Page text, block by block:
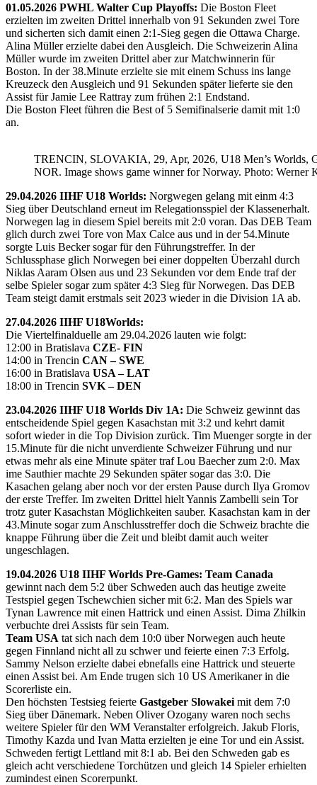
01.05.2026 PWHL Walter Cup Playoffs: Die Boston Fleet
erzielten im zweiten Drittel innerhalb von 91 Sekunden zwei Tore
und sicherten sich damit einen 2:1-Sieg gegen die Ottawa Charge.
Alina Müller erzielte dabei den Ausgleich. Die Schweizerin Alina
Müller wurde im zweiten Drittel aber zur Matchwinnerin für
Boston. In der 38.Minute erzielte sie mit einem Schuss ins lange
Kreuzeck den Ausgleich und 91 Sekunden später lieferte sie den
Assist für Jamie Lee Rattray zum frühen 2:1 Endstand.
Die Boston Fleet führen die Best of 5 Semifinalserie damit mit 1:0
an.
TRENCIN, SLOVAKIA, 29, Apr, 2026, U18 Men’s Worlds,
NOR. Image shows game winner for Norway. Photo: Werner
29.04.2026 IIHF U18 Worlds: Norgwegen gelang mit einm 4:3
Sieg über Deutschland erneut im Relegationsspiel der Klassenerhalt.
Norwegen lag in diesem Spiel bereits mit 2:0 voran. Das DEB Team
glich durch zwei Tore von Max Calce aus und in der 54.Minute
sorgte Luis Becker sogar für den Führungstreffer. In der
Schlussphase glich Norwegen bei einer doppelten Überzahl durch
Niklas Aaram Olsen aus und 23 Sekunden vor dem Ende traf der
selbe Spieler sogar zum später 4:3 Sieg für Norwegen. Das DEB
Team steigt damit erstmals seit 2023 wieder in die Division 1A ab.
27.04.2026 IIHF U18Worlds:
Die Viertelfinalduelle am 29.04.2026 lauten wie folgt:
12:00 in Bratislava CZE- FIN
14:00 in Trencin CAN – SWE
16:00 in Bratislava USA – LAT
18:00 in Trencin SVK – DEN
23.04.2026 IIHF U18 Worlds Div 1A: Die Schweiz gewinnt das
entscheidende Spiel gegen Kasachstan mit 3:2 und kehrt damit
sofort wieder in die Top Division zurück. Tim Muenger sorgte in der
15.Minute für die nicht unverdiente Schweizer Führung und nur
etwas mehr als eine Minute später traf Lou Baecher zum 2:0. Max
ime Sauthier machte 29 Sekunden später sogar das 3:0. Die
Kasachen gelang aber noch vor der ersten Pause durch Ilya Gromov
der erste Treffer. Im zweiten Drittel hielt Yannis Zambelli sein Tor
trotz guter Kasachstan Möglichkeiten sauber. Kasachstan kam in der
43.Minute sogar zum Anschlusstreffer doch die Schweiz brachte die
knappe Führung über die Zeit und bleibt damit auch weiter
ungeschlagen.
19.04.2026 U18 IIHF Worlds Pre-Games: Team Canada
gewinnt nach dem 5:2 über Schweden auch das heutige zweite
Testspiel gegen Tschewchien sicher mit 6:2. Man des Spiels war
Tynan Lawrence mit einen Hattrick und einen Assist. Dima Zhilkin
verbuchte drei Assists für sein Team.
Team USA tat sich nach dem 10:0 über Norwegen auch heute
gegen Finnland nicht all zu schwer und feierte einen 7:3 Erfolg.
Sammy Nelson erzielte dabei ebnefalls eine Hattrick und steuerte
einen Assist bei. Am Ende trugen sich 10 US Amerikaner in die
Scorerliste ein.
Den höchsten Testsieg feierte Gastgeber Slowakei mit dem 7:0
Sieg über Dänemark. Neben Oliver Ozogany waren noch sechs
weitere Spieler für den WM Veranstalter erfolgreich. Jakub Floris,
Timothy Kazda und Ivan Matta erzielten je eine Tor und ein Assist.
Schweden fertigt Lettland mit 8:1 ab. Bei den Schweden gab es
gleich acht verschiedene Torchützen und gleich 14 Spieler erhielten
zumindest einen Scorerpunkt.